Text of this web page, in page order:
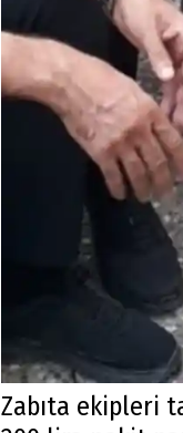
Zabıta ekipleri